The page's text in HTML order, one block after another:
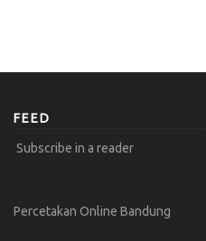
FEED
Subscribe in a reader
Percetakan Online Bandung